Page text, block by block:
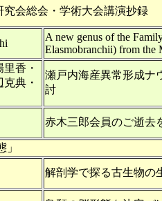
究会総会・学術大会講演抄録
A new genus of the
Elasmobranchii) from the
香・
典・
瀬戸内海産異常形成ナ
討
赤木三郎会員のご逝去
解剖学で探る古生物の